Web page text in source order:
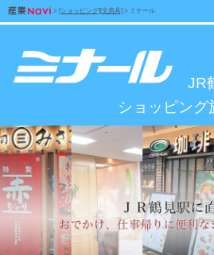
> [ショッピング][文房具] > ミナール
JR
ショッピング